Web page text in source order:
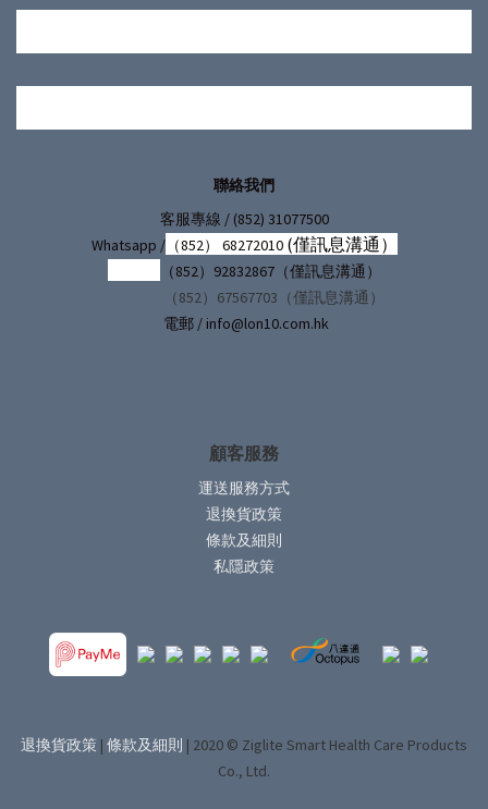
聯絡我們
客服專線 / (852) 31077500
Whatsapp /（852） 68272010 (僅訊息溝通）
（852）92832867（僅訊息溝通）
（852）67567703（僅訊息溝通）
電郵 / info@lon10.com.hk
顧客服務
運送服務方式
退換貨政策
條款及細則
私隱政策
退換貨政策 | 條款及細則 | 2020 © Ziglite Smart Health Care Products
Co., Ltd.